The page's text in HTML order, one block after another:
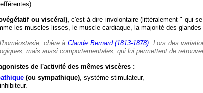
ou viscéral), c'est-à-dire involontaire (littéralement " qui
les muscles lisses, le muscle cardiaque, la majorité des
chère àClaude Bernard (1813-1878). Lors des
mais aussi comportementales, qui lui permettent de
de l'activité des mêmes viscères :
(ou sympathique), système stimulateur,